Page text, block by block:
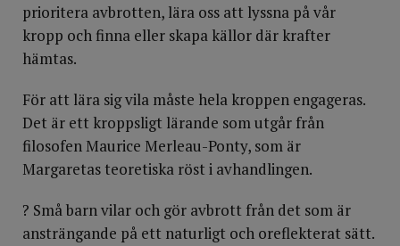
prioritera avbrotten, lära oss att lyssna på vår
kropp och finna eller skapa källor där krafter
hämtas.
För att lära sig vila måste hela kroppen engageras.
Det är ett kroppsligt lärande som utgår från
filosofen Maurice Merleau-Ponty, som är
Margaretas teoretiska röst i avhandlingen.
? Små barn vilar och gör avbrott från det som är
ansträngande på ett naturligt och oreflekterat sätt.